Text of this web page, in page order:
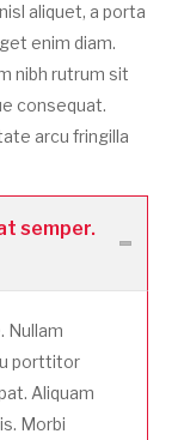
aliquet, a porta
enim diam.
nibh rutrum sit
consequat.
arcu fringilla
semper.
Nullam
porttitor
Aliquam
Morbi